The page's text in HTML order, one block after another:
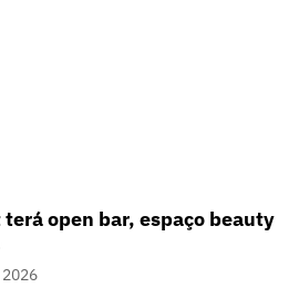
open bar, espaço beauty